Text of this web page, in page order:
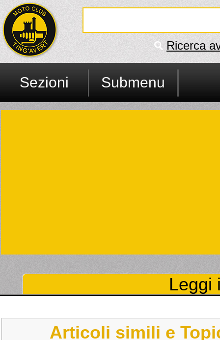
Ricerca
Sezioni Submenu
Leggi
Articoli simili e